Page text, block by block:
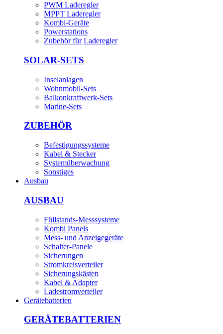
PWM Laderegler
MPPT Laderegler
Kombi-Geräte
Powerstations
Zubehör für Laderegler
SOLAR-SETS
Inselanlagen
Wohnmobil-Sets
Balkonkraftwerk-Sets
Marine-Sets
ZUBEHÖR
Befestigungssysteme
Kabel & Stecker
Systemüberwachung
Sonstiges
Ausbau
AUSBAU
Füllstands-Messsysteme
Kombi Panels
Mess- und Anzeigegeräte
Schalter-Panele
Sicherungen
Stromkreisverteiler
Sicherungskästen
Kabel & Adapter
Ladestromverteiler
Gerätebatterien
GERÄTEBATTERIEN